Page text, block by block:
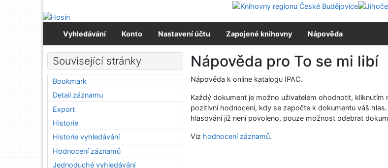
Přejít na menu
Vyhledávání
Konto Nastavení účtu Zapojené knihovny Nápověda
Nápověda pro To se mi libí
Nápověda k online katalogu IPAC.
Každý dokument je možno uživatelem ohodnotit, kliknutím
pozitivní hodnocení, kdy se započte k dokumentu váš
hlasování již není povoleno, pouze možnost odebrat
Viz hodnocení záznamů.
Související stránky
Bookmark
Detail záznamu
Export
Historie
Historie vyhledávání
Hodnocení záznamů
Jednoduché vyhledávání